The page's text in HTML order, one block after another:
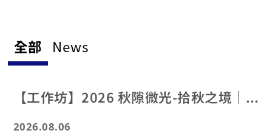
全部 News
【工作坊】2026 秋隙微光-拾秋之境｜藝術創作工作坊介紹
2026.08.06